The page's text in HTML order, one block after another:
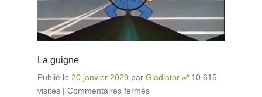
La guigne
Publié le 20 janvier 2020 par Gladiator
10 615
visites | Commentaires fermés